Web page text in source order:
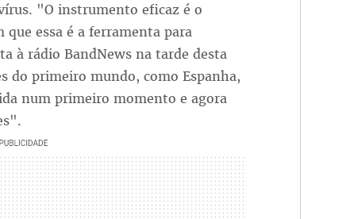
"O instrumento eficaz é o
essa é a ferramenta para
à rádio BandNews na tarde desta
do primeiro mundo, como Espanha,
num primeiro momento e agora